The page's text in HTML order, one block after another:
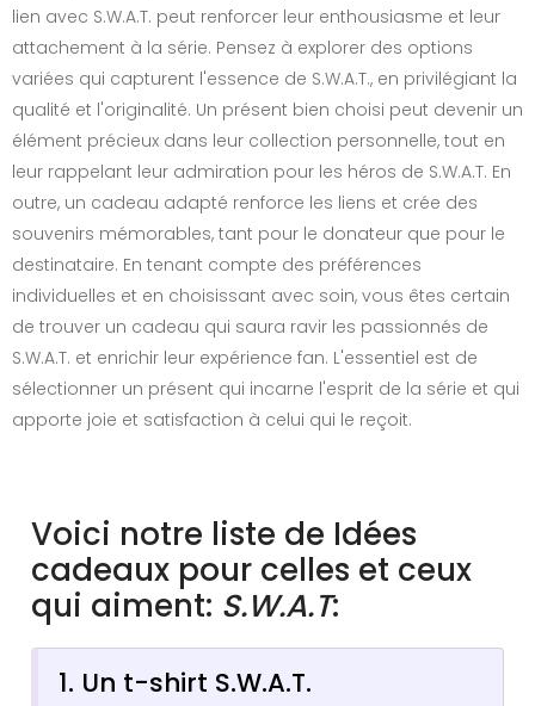
lien avec S.W.A.T. peut renforcer leur enthousiasme et leur
attachement à la série. Pensez à explorer des options
variées qui capturent l'essence de S.W.A.T., en privilégiant la
qualité et l'originalité. Un présent bien choisi peut devenir un
élément précieux dans leur collection personnelle, tout en
leur rappelant leur admiration pour les héros de S.W.A.T. En
outre, un cadeau adapté renforce les liens et crée des
souvenirs mémorables, tant pour le donateur que pour le
destinataire. En tenant compte des préférences
individuelles et en choisissant avec soin, vous êtes certain
de trouver un cadeau qui saura ravir les passionnés de
S.W.A.T. et enrichir leur expérience fan. L'essentiel est de
sélectionner un présent qui incarne l'esprit de la série et qui
apporte joie et satisfaction à celui qui le reçoit.
Voici notre liste de Idées
cadeaux pour celles et ceux
qui aiment: S.W.A.T:
1. Un t-shirt S.W.A.T.